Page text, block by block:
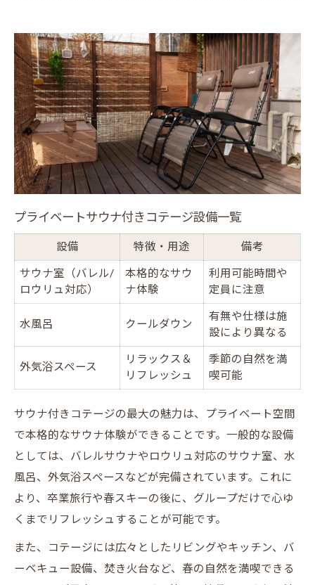
プライベートサウナ付きコテージ設備一覧
設備 特徴・用途 備考
サウナ室（バレル/
ロウリュ対応）
本格的なサウ
ナ体験
利用可能時間や
定員に注意
水風呂 クールダウン
有無や仕様は施
設により異なる
外気浴スペース
リラックス＆
リフレッシュ
季節の自然を満
喫可能
サウナ付きコテージの最大の魅力は、プライベート空間
で本格的なサウナ体験ができることです。一般的な設備
としては、バレルサウナやロウリュ対応のサウナ室、水
風呂、外気浴スペースなどが完備されています。これに
より、卒業旅行や春スキーの後に、グループだけで心ゆ
くまでリフレッシュすることが可能です。
また、コテージには広々としたリビングやキッチン、バ
ーベキュー設備、焚き火台など、春の自然を満喫できる